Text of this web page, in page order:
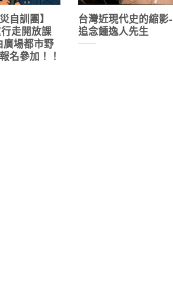
自訓團】
走開放課
場都市野
名參加！！
台灣近現代史的縮影-
追念鍾逸人先生